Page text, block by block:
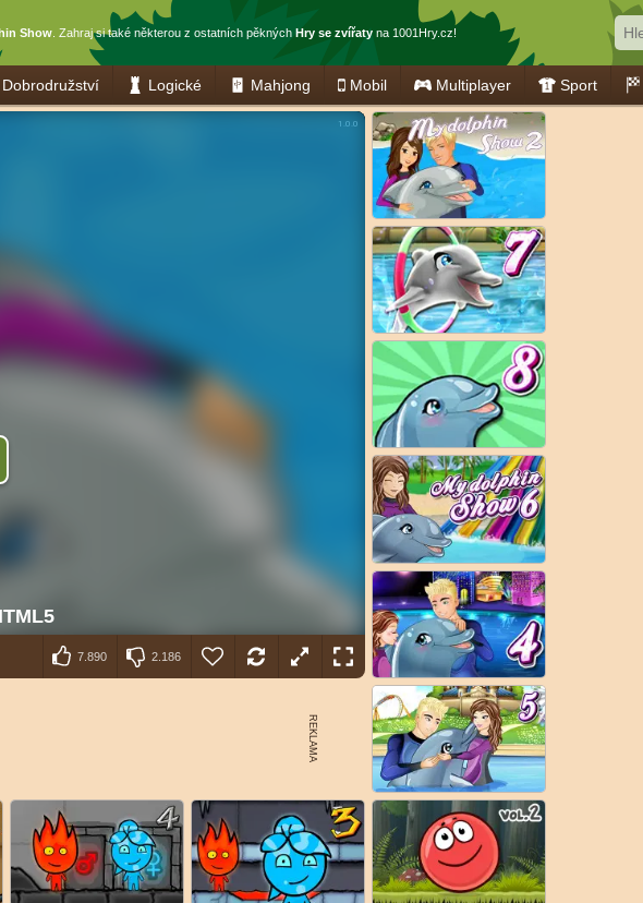
Show. Zahraj si také některou z ostatních pěkných Hry se zvířatyna 1001Hry.cz!
Dobrodružství Logické Mahjong Mobil Multiplayer Sport
7.890 2.186